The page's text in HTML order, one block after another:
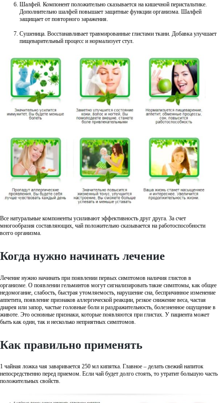
Шалфей. Компонент положительно сказывается на кишечной перистальтике.
Дополнительно шалфей повышает защитные функции организма. Шалфей
защищает от повторного заражения.
Сушеница. Восстанавливает травмированные глистами ткани. Добавка улучшает
пищеварительный процесс и нормализует стул.
Все натуральные компоненты усиливают эффективность друг друга. За счет
многообразия составляющих, чай положительно сказывается на работоспособности
всего организма.
Когда нужно начинать лечение
Лечение нужно начинать при появлении первых симптомов наличия глистов в
организме. О появлении гельминтов могут сигнализировать такие симптомы, как общее
недомогание, слабость, быстрая утомляемость, нарушение сна, беспричинное изменение
аппетита, появление признаков аллергической реакции, резкое снижение веса, частая
диарея или запор, частые головные боли и раздражительность, болезненное ощущение в
животе. Это основные признаки, которые появляются при глистах. У пациента может
быть как один, так и несколько неприятных симптомов.
Как правильно применять
1 чайная ложка чая заваривается 250 мл кипятка. Главное – делать свежий напиток
непосредственно перед приемом. Если чай будет долго стоять, то утратит большую часть
положительных свойств.